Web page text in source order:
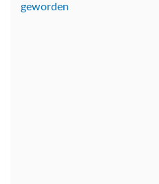
geworden